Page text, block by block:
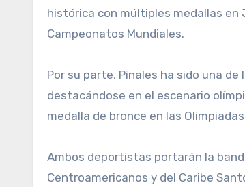
histórica con múltiples medallas en
Campeonatos Mundiales.
Por su parte, Pinales ha sido una
destacándose en el escenario
medalla de bronce en las
Ambos deportistas portarán la
Centroamericanos y del Caribe